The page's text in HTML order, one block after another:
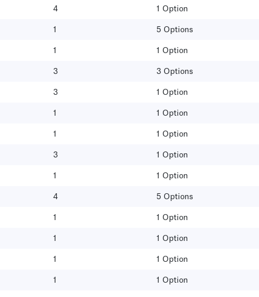
4 1 Option
1 5 Options
1 1 Option
3 3 Options
3 1 Option
1 1 Option
1 1 Option
3 1 Option
1 1 Option
4 5 Options
1 1 Option
1 1 Option
1 1 Option
1 1 Option